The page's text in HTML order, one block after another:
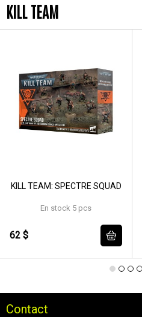
KILL TEAM
KILL TEAM: SPECTRE SQUAD
En stock 5 pcs
62 $
Contact